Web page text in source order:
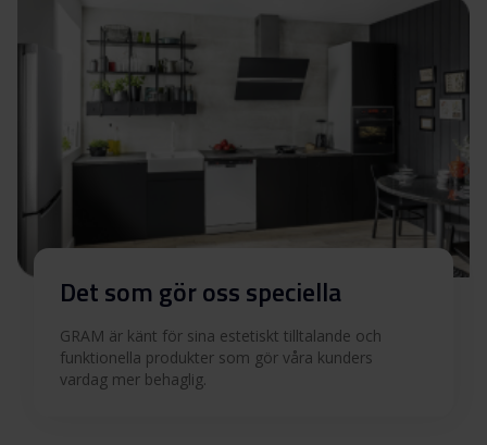
Det som gör oss speciella
GRAM är känt för sina estetiskt tilltalande och
funktionella produkter som gör våra kunders
vardag mer behaglig.